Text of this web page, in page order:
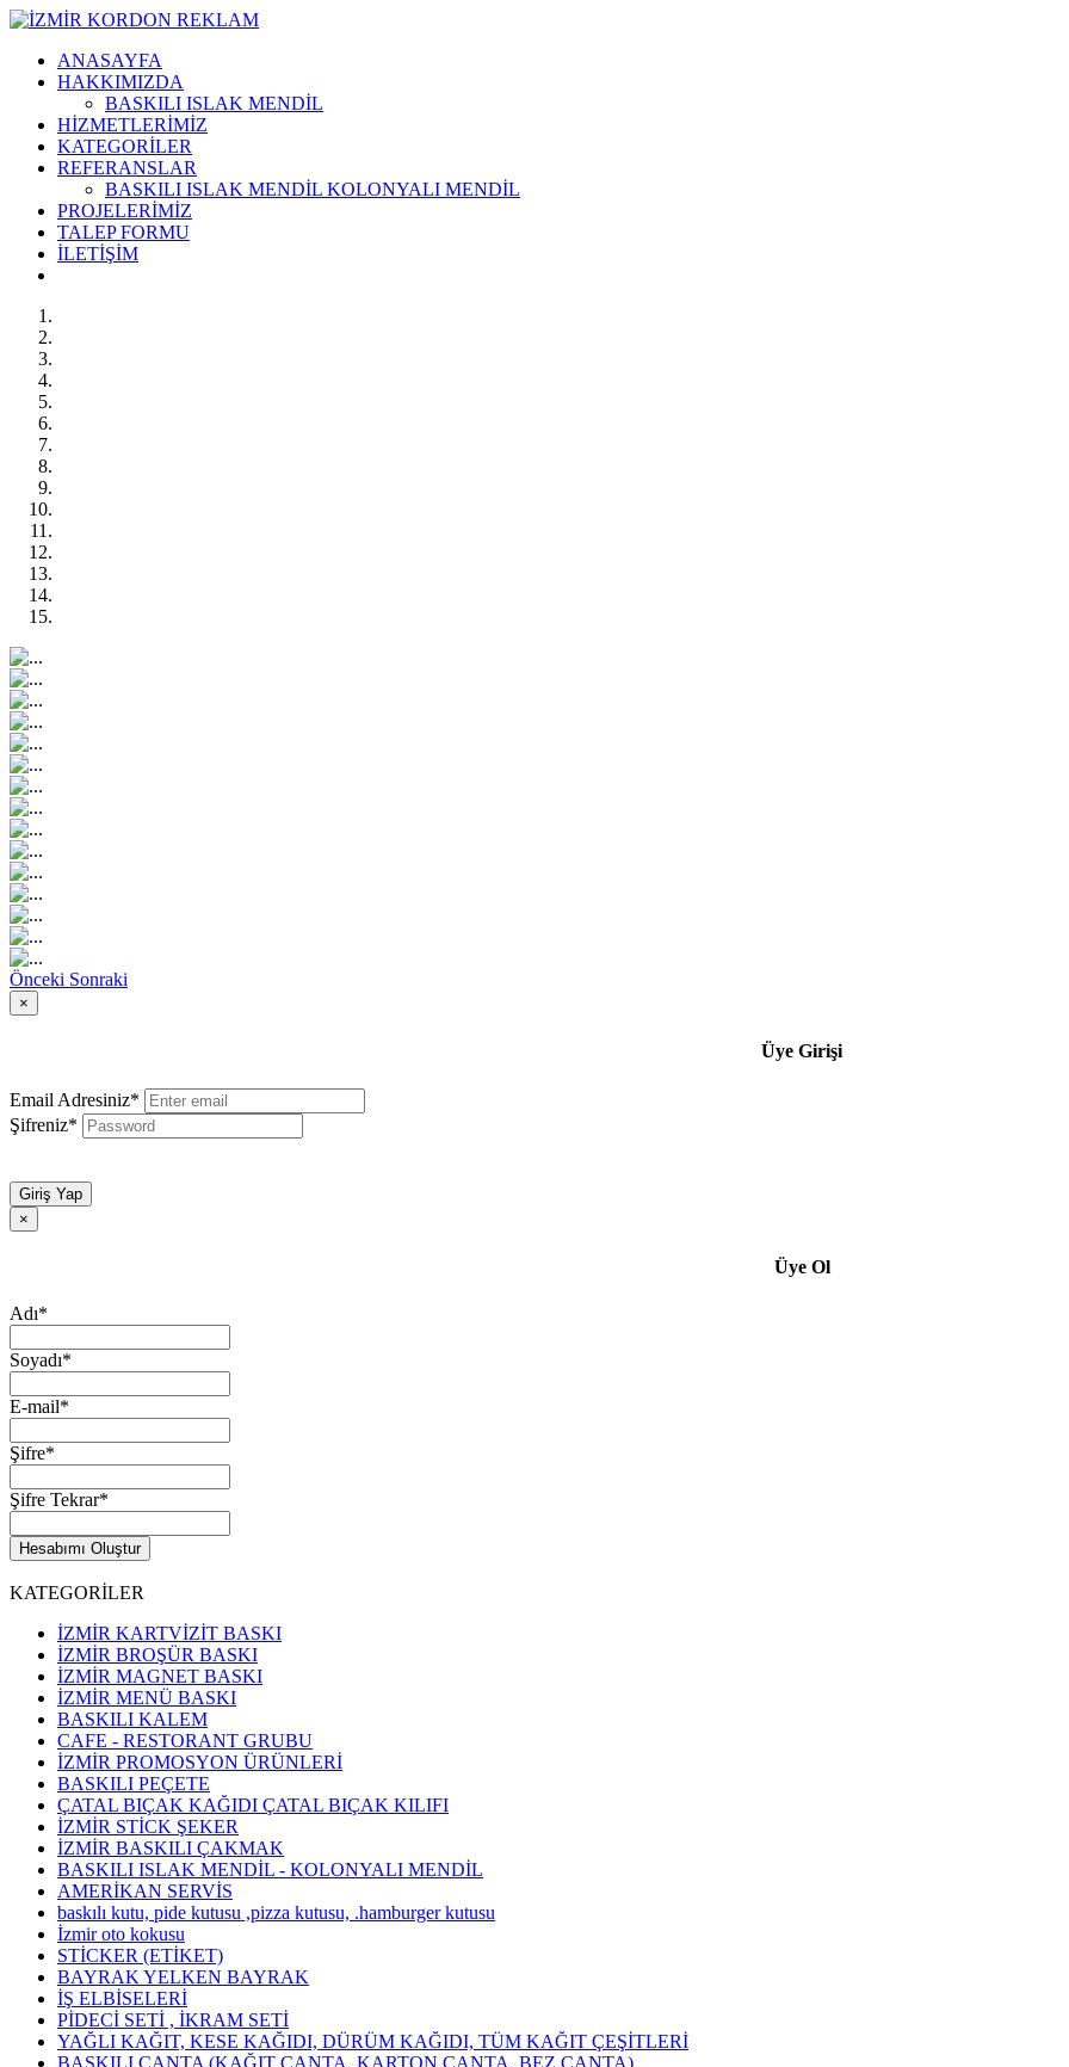
ANASAYFA
HAKKIMIZDA
BASKILI ISLAK MENDİL
HİZMETLERİMİZ
KATEGORİLER
REFERANSLAR
BASKILI ISLAK MENDİL KOLONYALI MENDİL
PROJELERİMİZ
TALEP FORMU
İLETİŞİM
Önceki Sonraki
×
Üye Girişi
Email Adresiniz*
Şifreniz*
Giriş Yap
×
Üye Ol
Adı*
Soyadı*
E-mail*
Şifre*
Şifre Tekrar*
Hesabımı Oluştur
KATEGORİLER
İZMİR KARTVİZİT BASKI
İZMİR BROŞÜR BASKI
İZMİR MAGNET BASKI
İZMİR MENÜ BASKI
BASKILI KALEM
CAFE - RESTORANT GRUBU
İZMİR PROMOSYON ÜRÜNLERİ
BASKILI PEÇETE
ÇATAL BIÇAK KAĞIDI ÇATAL BIÇAK KILIFI
İZMİR STİCK ŞEKER
İZMİR BASKILI ÇAKMAK
BASKILI ISLAK MENDİL - KOLONYALI MENDİL
AMERİKAN SERVİS
baskılı kutu, pide kutusu ,pizza kutusu, .hamburger kutusu
İzmir oto kokusu
STİCKER (ETİKET)
BAYRAK YELKEN BAYRAK
İŞ ELBİSELERİ
PİDECİ SETİ , İKRAM SETİ
YAĞLI KAĞIT, KESE KAĞIDI, DÜRÜM KAĞIDI, TÜM KAĞIT ÇEŞİTLERİ
BASKILI ÇANTA (KAĞIT ÇANTA, KARTON ÇANTA, BEZ ÇANTA)